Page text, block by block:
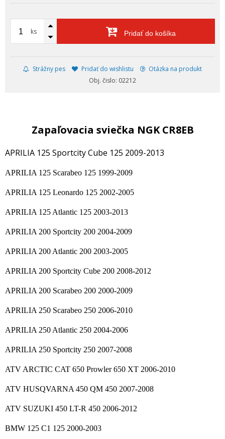
ks Pridať do košíka
Strážny pes Pridať do wishlistu
Otázka na produkt
Obj. čislo: 02212
Zapaľovacia sviečka NGK CR8EB
APRILIA 125 Sportcity Cube 125 2009-2013
APRILIA 125 Scarabeo 125 1999-2009
APRILIA 125 Leonardo 125 2002-2005
APRILIA 125 Atlantic 125 2003-2013
APRILIA 200 Sportcity 200 2004-2009
APRILIA 200 Atlantic 200 2003-2005
APRILIA 200 Sportcity Cube 200 2008-2012
APRILIA 200 Scarabeo 200 2000-2009
APRILIA 250 Scarabeo 250 2006-2010
APRILIA 250 Atlantic 250 2004-2006
APRILIA 250 Sportcity 250 2007-2008
ATV ARCTIC CAT 650 Prowler 650 XT 2006-2010
ATV HUSQVARNA 450 QM 450 2007-2008
ATV SUZUKI 450 LT-R 450 2006-2012
BMW 125 C1 125 2000-2003